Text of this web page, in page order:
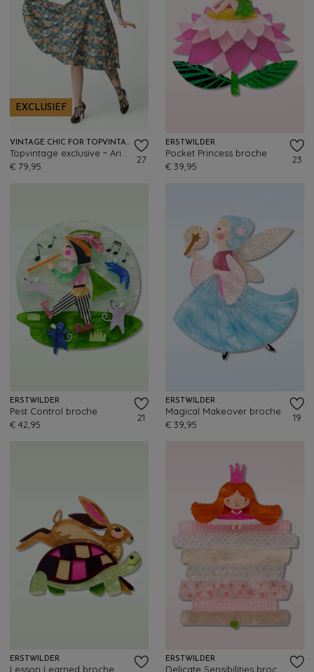
EXCLUSIEF
VINTAGE CHIC FOR TOPVINTAGE
€ 79,95
27
ERSTWILDER
Pocket Princess broche
€ 39,95
23
ERSTWILDER
Pest Control broche
€ 42,95
21
ERSTWILDER
Magical Makeover broche
€ 39,95
19
ERSTWILDER
Lesson Learned broche
ERSTWILDER